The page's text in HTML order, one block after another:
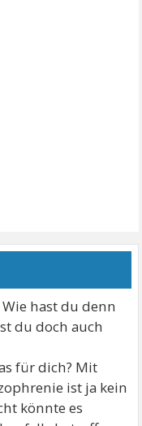
hast du denn
du doch auch
für dich? Mit
ist ja kein
könnte es